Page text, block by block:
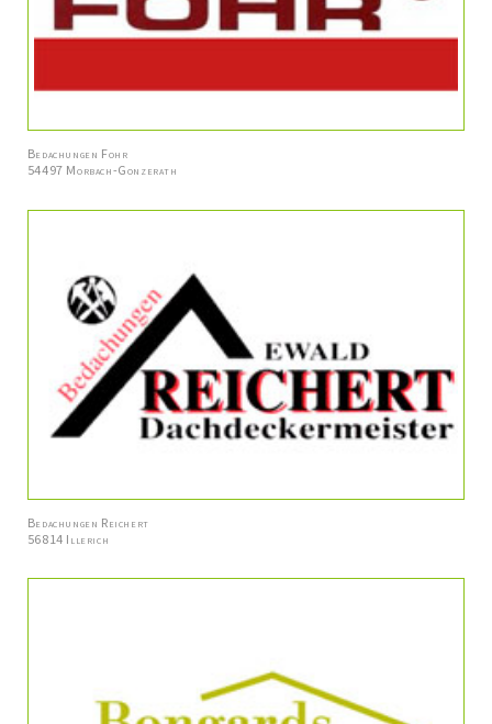
Bedachungen Fohr
54497 Morbach-Gonzerath
Bedachungen Reichert
56814 Illerich